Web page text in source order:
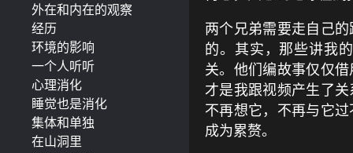
外在和内在的观察
经历
环境的影响
一个人听听
心理消化
睡觉也是消化
集体和单独
在山洞里
两个兄弟需要走自己
的。其实，那些讲我
关。他们编故事仅仅
才是我跟视频产生了
不再想它，不再与它
成为累赘。